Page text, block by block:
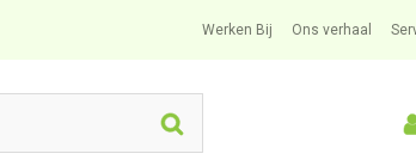
Werken Bij Ons verhaal
Search